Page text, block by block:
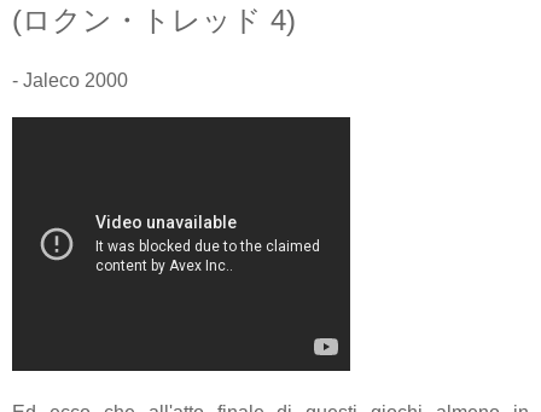
(ロクン・トレッド 4)
- Jaleco 2000